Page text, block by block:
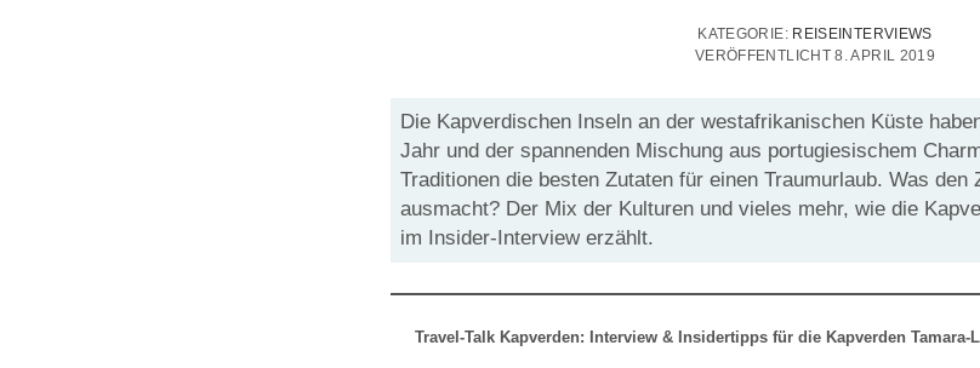
KATEGORIE: REISEINTERVIEWS
VERÖFFENTLICHT 8. APRIL 2019
Die Kapverdischen Inseln an der westafrikanischen Küste
Jahr und der spannenden Mischung aus portugiesischem
Traditionen die besten Zutaten für einen Traumurlaub. Was den
ausmacht? Der Mix der Kulturen und vieles mehr, wie die
im Insider-Interview erzählt.
Travel-Talk Kapverden: Interview & Insidertipps für die Kapverden Tamara-